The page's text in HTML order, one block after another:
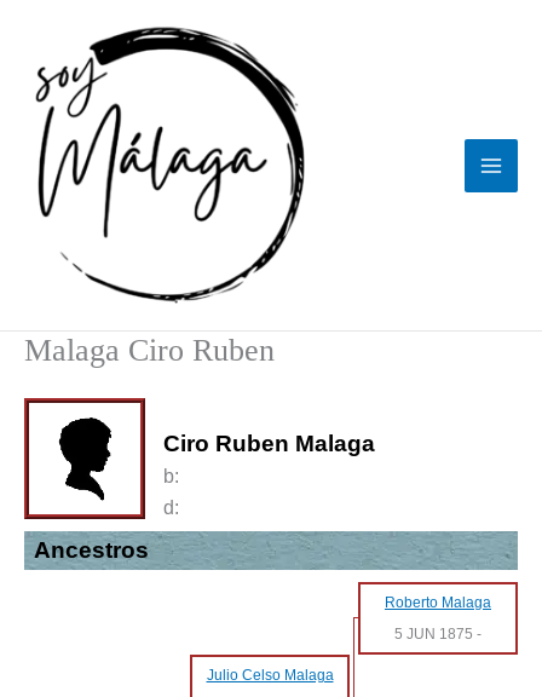
contenido
Malaga Ciro Ruben
Ciro Ruben Malaga
b:
d:
Ancestros
Roberto Malaga
5 JUN 1875 -
Julio Celso Malaga